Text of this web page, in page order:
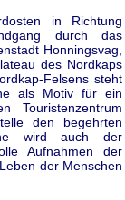
in Richtung
durch das
Honningsvag,
des Nordkaps
Felsens steht
als Motiv für ein
Touristenzentrum
den begehrten
wird auch der
Aufnahmen der
der Menschen